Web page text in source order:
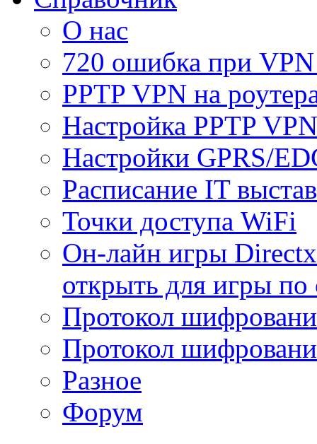
О нас
720 ошибка при
PPTP VPN на
Настройка PPTP
Настройки GPRS/
Расписание IT
Точки доступа WiFi
Он-лайн игры
открыть для игры по
Протокол
Протокол
Разное
Форум